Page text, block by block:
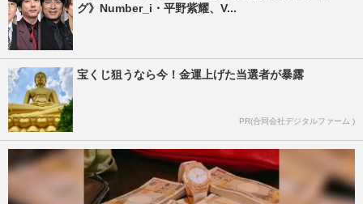
グ》Number_i・平野紫耀、V...
宝くじ狙うなら今！金運上げた当選者が暴露
PR(合同会社デジタルファーム )